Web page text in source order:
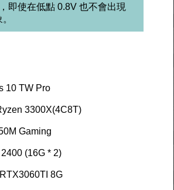
即使在低點 0.8V 也不會出現
10 TW Pro
3300X(4C8T)
Gaming
(16G * 2)
8G